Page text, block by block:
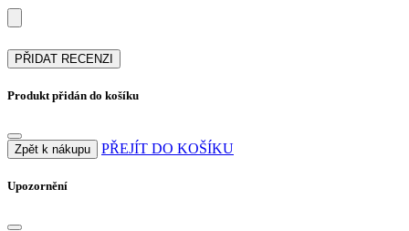
PŘIDAT RECENZI
Produkt přidán do košíku
Zpět k nákupu PŘEJÍT DO KOŠÍKU
Upozornění